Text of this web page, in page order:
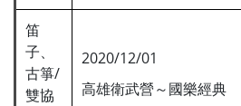
笛
子、
古箏/
雙協
2020/12/01
高雄衛武營～國樂經典